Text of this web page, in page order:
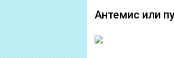
Антемис или